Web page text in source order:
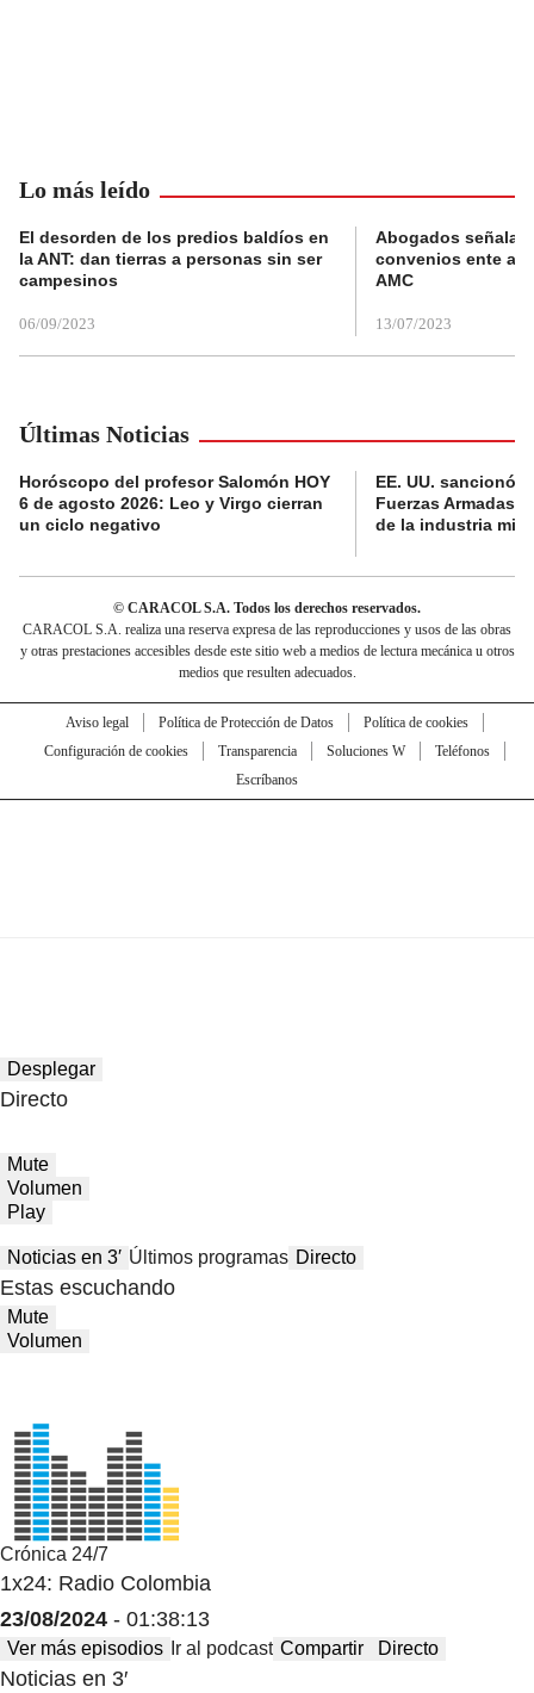
Lo más leído
El desorden de los predios baldíos en
la ANT: dan tierras a personas sin ser
campesinos
06/09/2023
Abogados
convenios ente
AMC
13/07/2023
Últimas Noticias
Horóscopo del profesor Salomón HOY
6 de agosto 2026: Leo y Virgo cierran
un ciclo negativo
EE. UU. sancionó
Fuerzas Armadas
de la industria
© CARACOL S.A. Todos los derechos reservados.
CARACOL S.A. realiza una reserva expresa de las reproducciones y usos de las obras
y otras prestaciones accesibles desde este sitio web a medios de lectura mecánica u otros
medios que resulten adecuados.
Aviso legal Política de Protección de Datos
Política de cookies
Configuración de cookies
Transparencia Soluciones W
Teléfonos
Escríbanos
Desplegar
Directo
Mute
Volumen
Play
Noticias en 3′ Últimos programas Directo
Estas escuchando
Mute
Volumen
Crónica 24/7
1x24: Radio Colombia
23/08/2024 - 01:38:13
Ver más episodios Ir al podcast Compartir Directo
Noticias en 3′